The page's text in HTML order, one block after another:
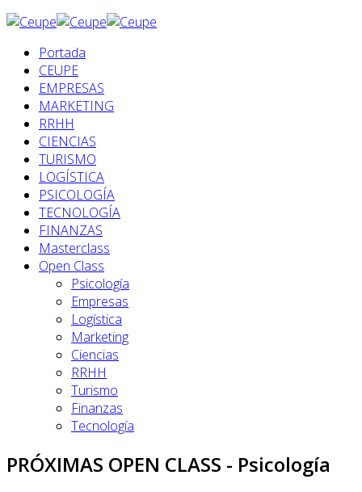
Portada
CEUPE
EMPRESAS
MARKETING
RRHH
CIENCIAS
TURISMO
LOGÍSTICA
PSICOLOGÍA
TECNOLOGÍA
FINANZAS
Masterclass
Open Class
Psicología
Empresas
Logística
Marketing
Ciencias
RRHH
Turismo
Finanzas
Tecnología
PRÓXIMAS OPEN CLASS - Psicología